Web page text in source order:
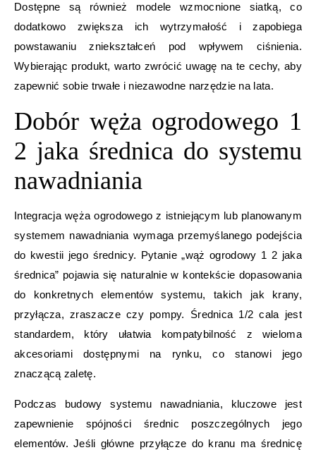
Dostępne są również modele wzmocnione siatką, co
dodatkowo zwiększa ich wytrzymałość i zapobiega
powstawaniu zniekształceń pod wpływem ciśnienia.
Wybierając produkt, warto zwrócić uwagę na te cechy, aby
zapewnić sobie trwałe i niezawodne narzędzie na lata.
Dobór węża ogrodowego 1
2 jaka średnica do systemu
nawadniania
Integracja węża ogrodowego z istniejącym lub planowanym
systemem nawadniania wymaga przemyślanego podejścia
do kwestii jego średnicy. Pytanie „wąż ogrodowy 1 2 jaka
średnica” pojawia się naturalnie w kontekście dopasowania
do konkretnych elementów systemu, takich jak krany,
przyłącza, zraszacze czy pompy. Średnica 1/2 cala jest
standardem, który ułatwia kompatybilność z wieloma
akcesoriami dostępnymi na rynku, co stanowi jego
znaczącą zaletę.
Podczas budowy systemu nawadniania, kluczowe jest
zapewnienie spójności średnic poszczególnych jego
elementów. Jeśli główne przyłącze do kranu ma średnicę